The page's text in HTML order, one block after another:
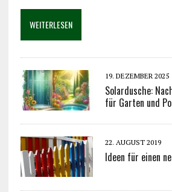
WEITERLESEN
19. DEZEMBER 2025
Solardusche:
für Garten und
22. AUGUST 2019
Ideen für einen